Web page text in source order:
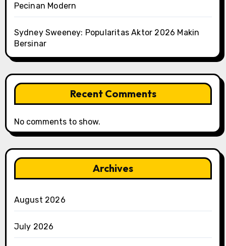
Pecinan Modern
Sydney Sweeney: Popularitas Aktor 2026 Makin
Bersinar
Recent Comments
No comments to show.
Archives
August 2026
July 2026